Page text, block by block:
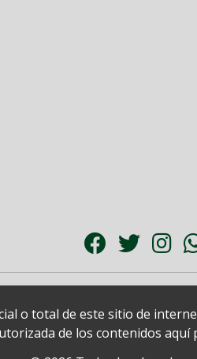
o total de este sitio de
de los contenidos aquí